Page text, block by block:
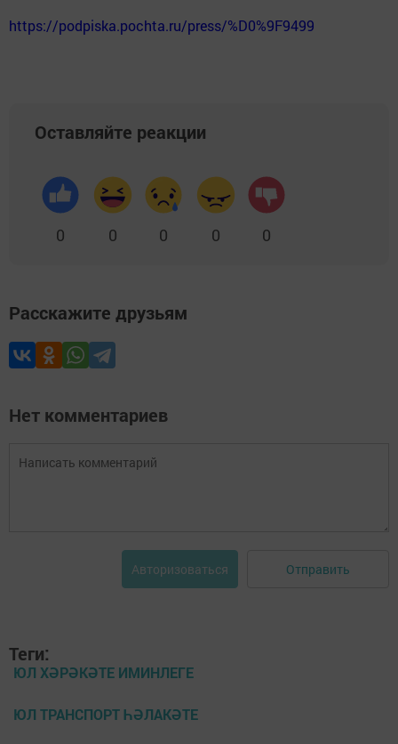
https://podpiska.pochta.ru/press/%D0%9F9499
Оставляйте реакции
0 0 0 0 0
Расскажите друзьям
Нет комментариев
Авторизоваться Отправить
Теги:
ЮЛ ХӘРӘКӘТЕ ИМИНЛЕГЕ
ЮЛ ТРАНСПОРТ ҺӘЛАКӘТЕ